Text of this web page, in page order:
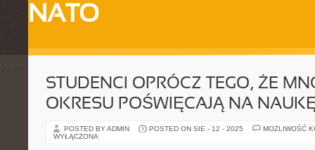
NATO
STUDENCI OPRÓCZ TEGO, ŻE
OKRESU POŚWIĘCAJĄ NA
POSTED BY ADMIN POSTED ON SIE - 12 - 2025
MOŻLIWOŚĆ
WYŁĄCZONA